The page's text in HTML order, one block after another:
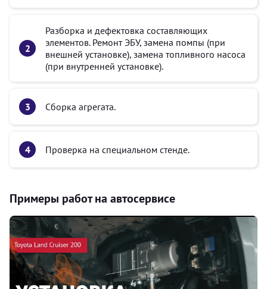
Разборка и дефектовка составляющих
элементов. Ремонт ЭБУ, замена помпы (при
внешней установке), замена топливного насоса
(при внутренней установке).
Сборка агрегата.
Проверка на специальном стенде.
Примеры работ на автосервисе